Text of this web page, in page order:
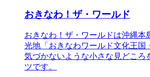
おきなわ！ザ・ワールド
おきなわ！ザ・ワールドは沖縄本
光地「おきなわワールド文化王国
気づかないような小さな見どころ
ツです。